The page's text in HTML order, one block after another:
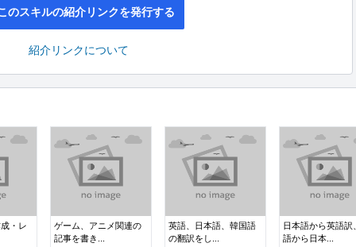
のスキルの紹介リンクを発行する
紹介リンクについて
・レ
ゲーム、アニメ関連の
記事を書き...
英語、日本語、韓国語
の翻訳をし...
日本語から英語訳
語から日本...